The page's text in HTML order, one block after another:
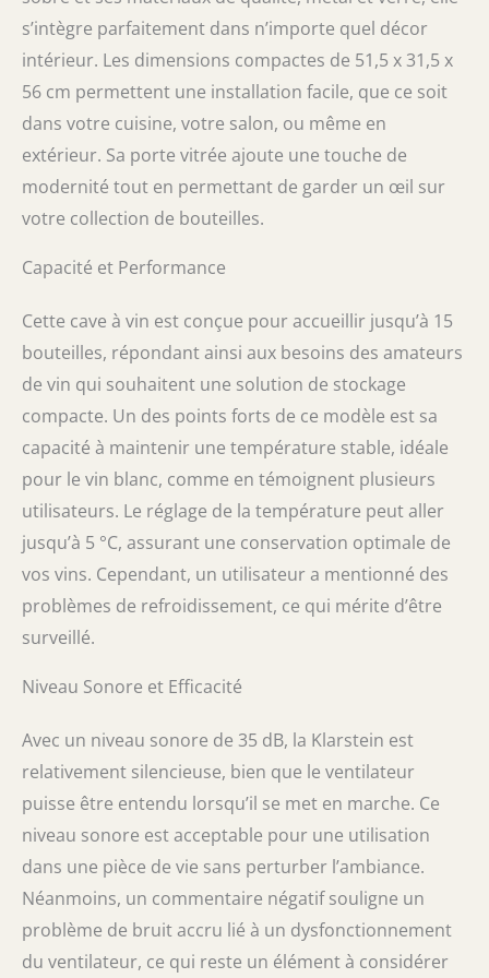
à vin avec porte vitrée est petite mais offre
D'AMBIANCE : Grâce au moteur silencieux de
45 dB et à son look élégant, notre petite cave
à vin est idéale pour conserver le vin chez
vous, mais aussi dans les bars et restaurants
et partout où les amateurs de vin se
rencontrent.
s’intègre parfaitement dans n’importe quel décor
intérieur. Les dimensions compactes de 51,5 x 31,5 x
56 cm permettent une installation facile, que ce soit
dans votre cuisine, votre salon, ou même en
extérieur. Sa porte vitrée ajoute une touche de
modernité tout en permettant de garder un œil sur
votre collection de bouteilles.
Capacité et Performance
Cette cave à vin est conçue pour accueillir jusqu’à 15
bouteilles, répondant ainsi aux besoins des amateurs
de vin qui souhaitent une solution de stockage
compacte. Un des points forts de ce modèle est sa
capacité à maintenir une température stable, idéale
pour le vin blanc, comme en témoignent plusieurs
utilisateurs. Le réglage de la température peut aller
jusqu’à 5 °C, assurant une conservation optimale de
vos vins. Cependant, un utilisateur a mentionné des
problèmes de refroidissement, ce qui mérite d’être
surveillé.
Niveau Sonore et Efficacité
Avec un niveau sonore de 35 dB, la Klarstein est
relativement silencieuse, bien que le ventilateur
puisse être entendu lorsqu’il se met en marche. Ce
niveau sonore est acceptable pour une utilisation
dans une pièce de vie sans perturber l’ambiance.
Néanmoins, un commentaire négatif souligne un
problème de bruit accru lié à un dysfonctionnement
du ventilateur, ce qui reste un élément à considérer